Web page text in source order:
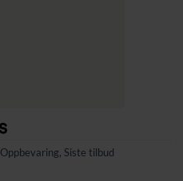
Oppbevaring, Siste tilbud